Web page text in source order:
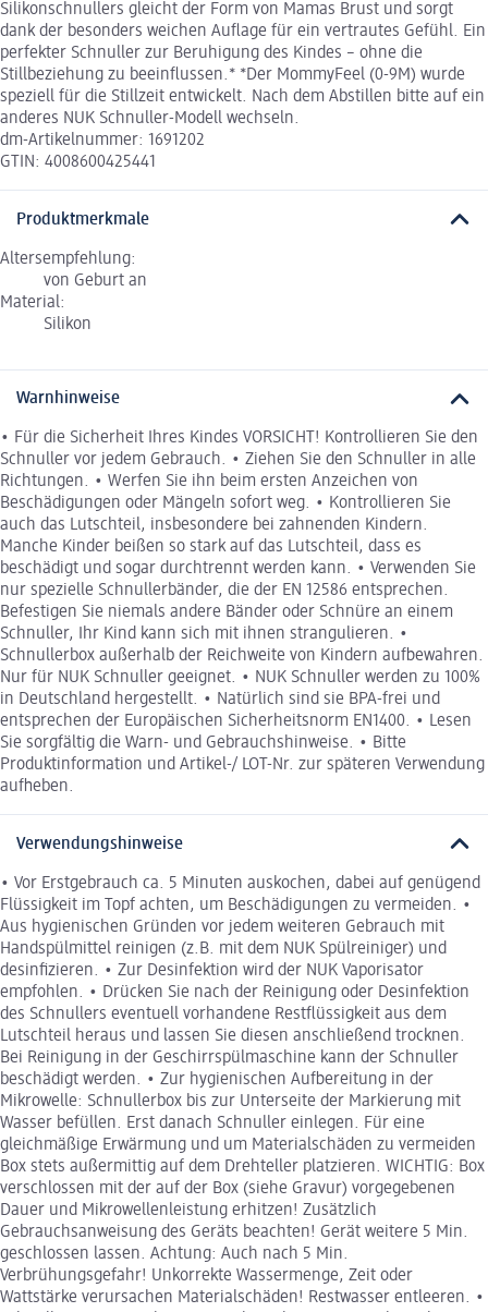
Silikonschnullers gleicht der Form von Mamas Brust und sorgt
dank der besonders weichen Auflage für ein vertrautes Gefühl. Ein
perfekter Schnuller zur Beruhigung des Kindes – ohne die
Stillbeziehung zu beeinflussen.* *Der MommyFeel (0-9M) wurde
speziell für die Stillzeit entwickelt. Nach dem Abstillen bitte auf ein
anderes NUK Schnuller-Modell wechseln.
dm-Artikelnummer: 1691202
GTIN: 4008600425441
Produktmerkmale
Altersempfehlung:
von Geburt an
Material:
Silikon
Warnhinweise
• Für die Sicherheit Ihres Kindes VORSICHT! Kontrollieren Sie den
Schnuller vor jedem Gebrauch. • Ziehen Sie den Schnuller in alle
Richtungen. • Werfen Sie ihn beim ersten Anzeichen von
Beschädigungen oder Mängeln sofort weg. • Kontrollieren Sie
auch das Lutschteil, insbesondere bei zahnenden Kindern.
Manche Kinder beißen so stark auf das Lutschteil, dass es
beschädigt und sogar durchtrennt werden kann. • Verwenden Sie
nur spezielle Schnullerbänder, die der EN 12586 entsprechen.
Befestigen Sie niemals andere Bänder oder Schnüre an einem
Schnuller, Ihr Kind kann sich mit ihnen strangulieren. •
Schnullerbox außerhalb der Reichweite von Kindern aufbewahren.
Nur für NUK Schnuller geeignet. • NUK Schnuller werden zu 100%
in Deutschland hergestellt. • Natürlich sind sie BPA-frei und
entsprechen der Europäischen Sicherheitsnorm EN1400. • Lesen
Sie sorgfältig die Warn- und Gebrauchshinweise. • Bitte
Produktinformation und Artikel-/ LOT-Nr. zur späteren Verwendung
aufheben.
Verwendungshinweise
• Vor Erstgebrauch ca. 5 Minuten auskochen, dabei auf genügend
Flüssigkeit im Topf achten, um Beschädigungen zu vermeiden. •
Aus hygienischen Gründen vor jedem weiteren Gebrauch mit
Handspülmittel reinigen (z.B. mit dem NUK Spülreiniger) und
desinfizieren. • Zur Desinfektion wird der NUK Vaporisator
empfohlen. • Drücken Sie nach der Reinigung oder Desinfektion
des Schnullers eventuell vorhandene Restflüssigkeit aus dem
Lutschteil heraus und lassen Sie diesen anschließend trocknen.
Bei Reinigung in der Geschirrspülmaschine kann der Schnuller
beschädigt werden. • Zur hygienischen Aufbereitung in der
Mikrowelle: Schnullerbox bis zur Unterseite der Markierung mit
Wasser befüllen. Erst danach Schnuller einlegen. Für eine
gleichmäßige Erwärmung und um Materialschäden zu vermeiden
Box stets außermittig auf dem Drehteller platzieren. WICHTIG: Box
verschlossen mit der auf der Box (siehe Gravur) vorgegebenen
Dauer und Mikrowellenleistung erhitzen! Zusätzlich
Gebrauchsanweisung des Geräts beachten! Gerät weitere 5 Min.
geschlossen lassen. Achtung: Auch nach 5 Min.
Verbrühungsgefahr! Unkorrekte Wassermenge, Zeit oder
Wattstärke verursachen Materialschäden! Restwasser entleeren. •